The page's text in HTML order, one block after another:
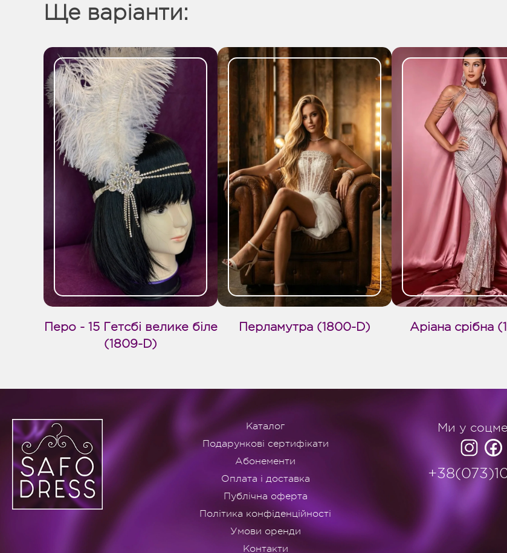
Ще варіанти:
Перо - 15 Гетсбі велике біле
(1809-D)
Перламутра (1800-D) Аріана срібна
Каталог
Подарункові сертифікати
Абонементи
Оплата і доставка
Публічна оферта
Політика конфіденційності
Умови оренди
Контакти
Ми у